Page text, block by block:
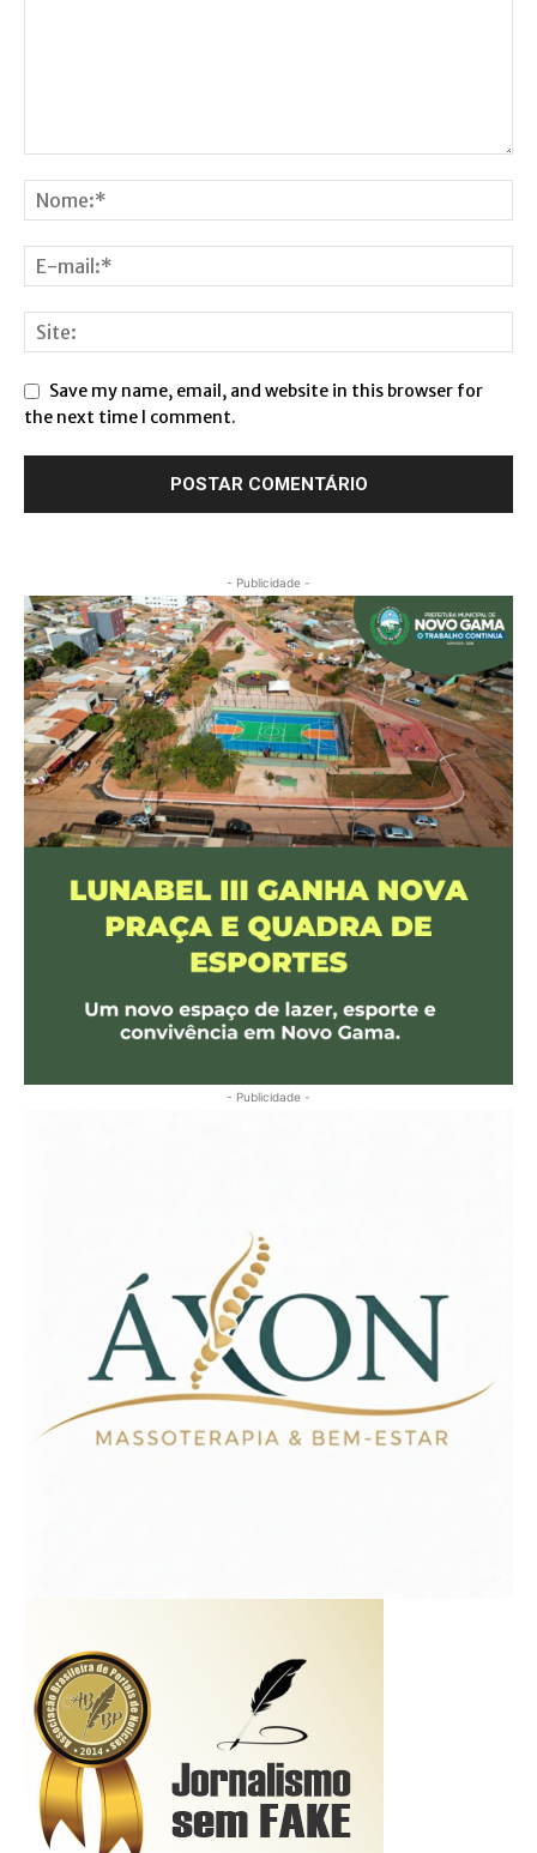
Save my name, email, and website in this browser for
the next time I comment.
- Publicidade -
- Publicidade -